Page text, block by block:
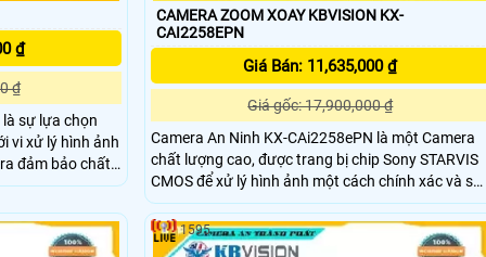
₫
₫
là sự lựa chọn
đảm bảo chất
điều kiện
hiệu quả
CAMERA ZOOM XOAY KBVISION KX-
CAI2258EPN
Giá Bán: 11,635,000 ₫
Giá gốc: 17,900,000 ₫
Camera An Ninh KX-CAi2258ePN là một Camera
chất lượng cao, được trang bị chip Sony STARVIS
CMOS để xử lý hình ảnh một cách chính xác và
nét. Đặc biệt, camera này có khả năng quan sát
ban đêm thông qua công nghệ Hồng Ngoại có
nhìn xa hơn 100m. Hình ảnh được ghi lại với độ
1595